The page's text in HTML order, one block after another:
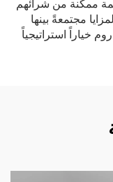
ممكنة من شرائهم
مجتمعةً بينها
خياراً استراتيجياً